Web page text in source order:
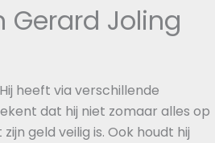
Joling
heeft via verschillende
dat hij niet zomaar alles op
geld veilig is. Ook houdt hij